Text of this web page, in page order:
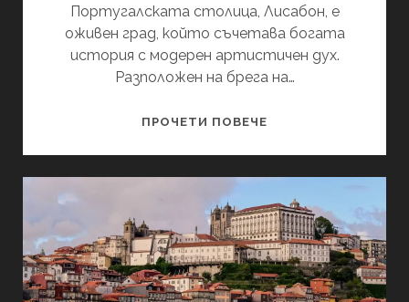
Португалската столица, Лисабон, е
оживен град, който съчетава богата
история с модерен артистичен дух.
Разположен на брега на…
ПРОЧЕТИ ПОВЕЧЕ
ЛИСАБОН